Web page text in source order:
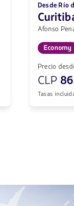
Desde Río
Afonso
Economy
Precio
CLP
Tasas